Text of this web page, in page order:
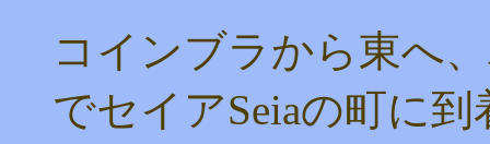
コインブラから東へ
でセイアSeiaの町に